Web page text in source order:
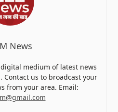
News
medium of latest news
Contact us to broadcast your
from your area. Email: